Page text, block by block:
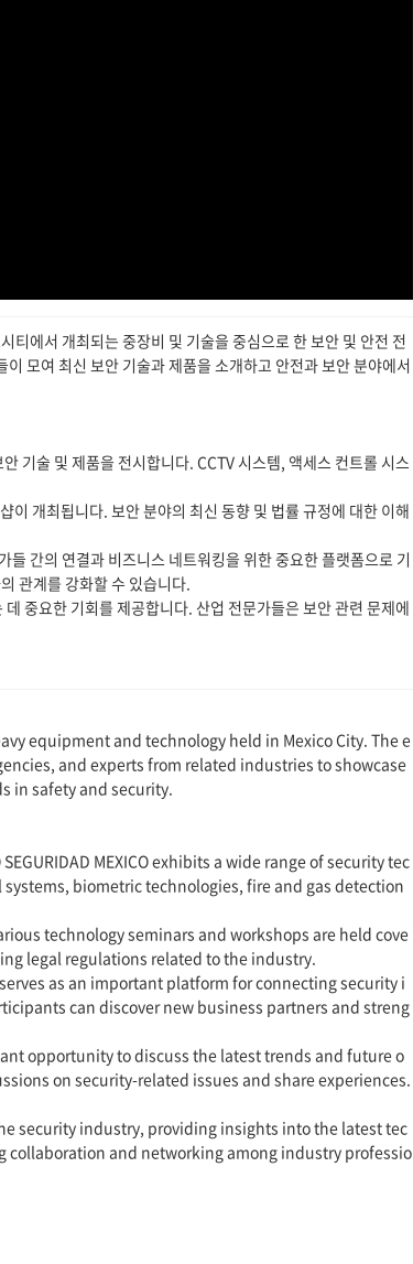
에서 개최되는 중장비 및 기술을 중심으로 한 보안 및 안전 전
모여 최신 보안 기술과 제품을 소개하고 안전과 보안 분야에서
기술 및 제품을 전시합니다. CCTV 시스템, 액세스 컨트롤 시스
이 개최됩니다. 보안 분야의 최신 동향 및 법률 규정에 대한 이해
간의 연결과 비즈니스 네트워킹을 위한 중요한 플랫폼으로 기
관계를 강화할 수 있습니다.
중요한 기회를 제공합니다. 산업 전문가들은 보안 관련 문제에
equipment and technology held in Mexico City. The e
and experts from related industries to showcase
in safety and security.
MEXICO exhibits a wide range of security tec
biometric technologies, fire and gas detection
technology seminars and workshops are held cove
legal regulations related to the industry.
as an important platform for connecting security i
can discover new business partners and streng
opportunity to discuss the latest trends and future o
on security-related issues and share experiences.
security industry, providing insights into the latest tec
and networking among industry professio